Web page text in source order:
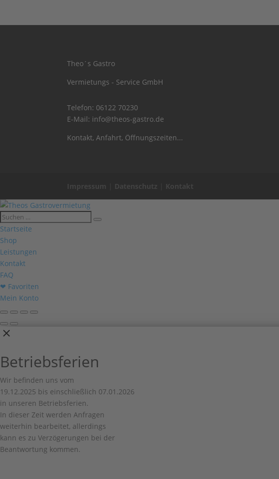
Theo´s Gastro
Vermietungs - Service GmbH
Telefon: 06122 70230
E-Mail: info@theos-gastro.de
Kontakt, Anfahrt, Öffnungszeiten...
Impressum Datenschutz Kontakt
Startseite
Shop
Leistungen
Kontakt
FAQ
❤ Favoriten
Mein Konto
Betriebsferien
Wir befinden uns vom
19.12.2025 bis einschließlich 07.01.2026
in unseren Betriebsferien.
In dieser Zeit werden Anfragen
weiterhin bearbeitet, allerdings
kann es zu Verzögerungen bei der
Beantwortung kommen.